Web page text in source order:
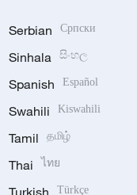
Serbian Српски
Sinhala සිංහල
Spanish Español
Swahili Kiswahili
Tamil தமிழ்
Thai ไทย
Turkish Türkçe